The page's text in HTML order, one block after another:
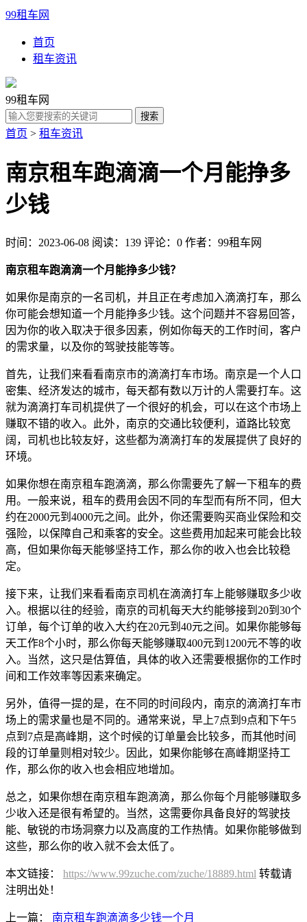
99租车网
首页
租车资讯
99租车网
首页 > 租车资讯
南京租车跑滴滴一个月能挣多
少钱
时间：2023-06-08 阅读：139 评论：0 作者：99租车网
南京租车跑滴滴一个月能挣多少钱？
如果你是南京的一名司机，并且正在考虑加入滴滴打车，那么
你可能会想知道一个月能挣多少钱。这个问题并不容易回答，
因为你的收入取决于很多因素，例如你每天的工作时间，客户
的需求量，以及你的驾驶技能等等。
首先，让我们来看看南京市的滴滴打车市场。南京是一个人口
密集、经济发达的城市，每天都有数以万计的人需要打车。这
就为滴滴打车司机提供了一个很好的机会，可以在这个市场上
赚取不错的收入。此外，南京的交通比较便利，道路比较宽
阔，司机也比较友好，这些都为滴滴打车的发展提供了良好的
环境。
如果你想在南京租车跑滴滴，那么你需要先了解一下租车的费
用。一般来说，租车的费用会因不同的车型而有所不同，但大
约在2000元到4000元之间。此外，你还需要购买商业保险和交
强险，以保障自己和乘客的安全。这些费用加起来可能会比较
高，但如果你每天能够坚持工作，那么你的收入也会比较稳
定。
接下来，让我们来看看南京司机在滴滴打车上能够赚取多少收
入。根据以往的经验，南京的司机每天大约能够接到20到30个
订单，每个订单的收入大约在20元到40元之间。如果你能够每
天工作8个小时，那么你每天能够赚取400元到1200元不等的收
入。当然，这只是估算值，具体的收入还需要根据你的工作时
间和工作效率等因素来确定。
另外，值得一提的是，在不同的时间段内，南京的滴滴打车市
场上的需求量也是不同的。通常来说，早上7点到9点和下午5
点到7点是高峰期，这个时候的订单量会比较多，而其他时间
段的订单量则相对较少。因此，如果你能够在高峰期坚持工
作，那么你的收入也会相应地增加。
总之，如果你想在南京租车跑滴滴，那么你每个月能够赚取多
少收入还是很有希望的。当然，这需要你具备良好的驾驶技
能、敏锐的市场洞察力以及高度的工作热情。如果你能够做到
这些，那么你的收入就不会太低了。
本文链接： https://www.99zuche.com/zuche/18889.html 转载请
注明出处！
上一篇： 南京租车跑滴滴多少钱一个月